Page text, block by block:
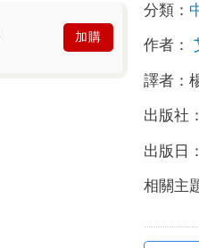
加購
分類：
作者：
譯者：
出版社：
出版日：
相關主